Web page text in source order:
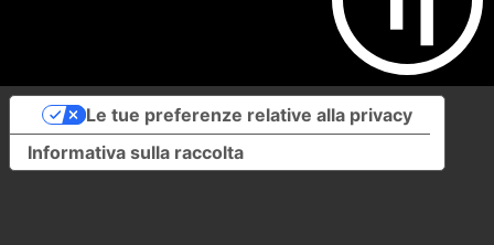
Informativa sulla raccolta
Le tue preferenze relative alla privacy